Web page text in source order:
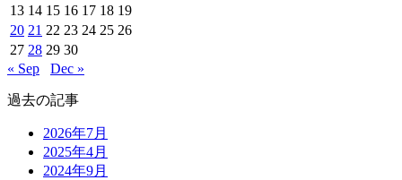
13 14 15 16 17 18 19
20 21 22 23 24 25 26
27 28 29 30
« Sep
Dec »
過去の記事
2026年7月
2025年4月
2024年9月